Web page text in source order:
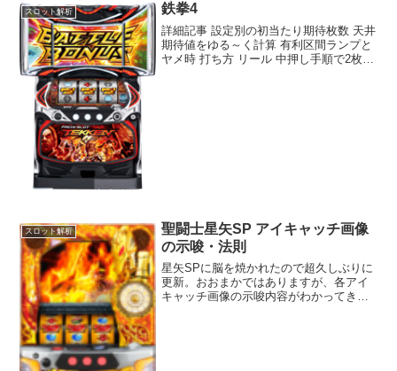
スロット解析 鉄拳4
詳細記事 設定別の初当たり期待枚数 天井
期待値をゆる～く計算 有利区間ランプと
ヤメ時 打ち方 リール 中押し手順で2枚役
スロット解析
聖闘士星矢SP アイキャッチ画像
の示唆・法則
星矢SPに脳を焼かれたので超久しぶりに
更新。おおまかではありますが、各アイ
キャッチ画像の示唆内容がわかってきた